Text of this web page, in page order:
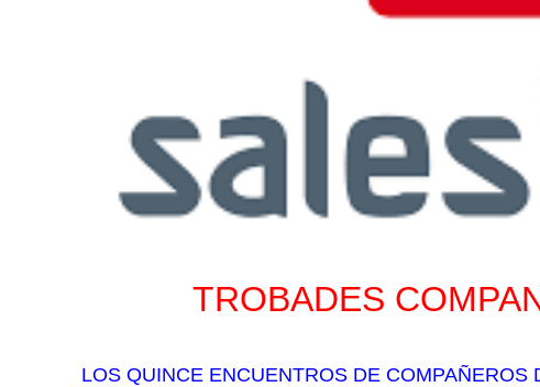
TROBADES
LOS QUINCE ENCUENTROS DE